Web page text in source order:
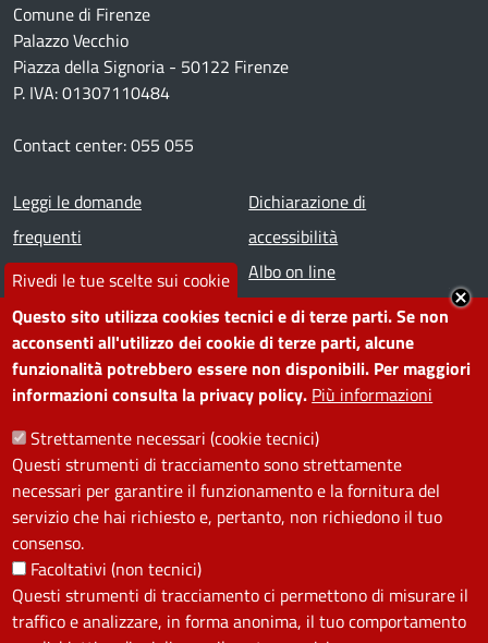
Rivedi le tue scelte sui cookie
Questo sito utilizza cookies tecnici e di terze parti. Se non
acconsenti all'utilizzo dei cookie di terze parti, alcune
funzionalità potrebbero essere non disponibili. Per maggiori
informazioni consulta la privacy policy. Più informazioni
Strettamente necessari (cookie tecnici)
Questi strumenti di tracciamento sono strettamente
necessari per garantire il funzionamento e la fornitura del
servizio che hai richiesto e, pertanto, non richiedono il tuo
consenso.
Facoltativi (non tecnici)
Questi strumenti di tracciamento ci permettono di misurare il
traffico e analizzare, in forma anonima, il tuo comportamento
Comune di Firenze
Palazzo Vecchio
Piazza della Signoria - 50122 Firenze
P. IVA: 01307110484
Contact center: 055 055
Footer menu
Leggi le domande
frequenti
Prenota appuntamento
Segnala disservizio
Amministrazione
trasparente
Note legali
Dichiarazione di
accessibilità
Albo on line
Redazione web
Piano di miglioramento dei
servizi
Contatti
SEGUICI SU
Facebook
Instagram
YouTube
Telegram
WhatsApp
TwitterLinkedin
PRIVACY